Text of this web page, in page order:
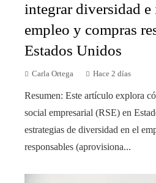
integrar diversidad
empleo y compras
Estados Unidos
Carla Ortega Hace 2 días
Resumen: Este artículo explora
social empresarial (RSE) en
estrategias de diversidad en el
responsables (aprovisiona...